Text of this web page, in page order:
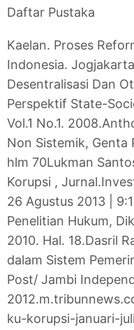
Daftar Pustaka
Kaelan. Proses
Indonesia.
Desentralisasi Dan
Perspektif State-
Vol.1 No.1. 2008.
Non Sistemik, Genta
hlm 70Lukman
Korupsi ,
26 Agustus 2013 |
Penelitian Hukum,
2010. Hal. 18.Dasril
dalam Sistem
Post/ Jambi
2012.
ku-korupsi-januari-